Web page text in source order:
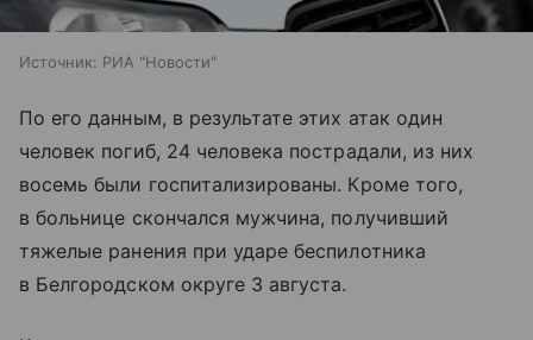
Источник: РИА "Новости"
По его данным, в результате этих атак один
человек погиб, 24 человека пострадали, из них
восемь были госпитализированы. Кроме того,
в больнице скончался мужчина, получивший
тяжелые ранения при ударе беспилотника
в Белгородском округе 3 августа.